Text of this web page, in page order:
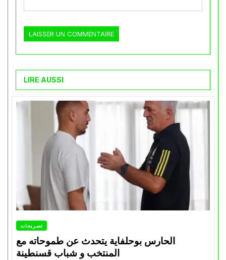
LIRE AUSSI
تصريحات
الحارس بوحلفاية يتحدث عن طموحاته مع
المنتخب و شباب قسنطينة